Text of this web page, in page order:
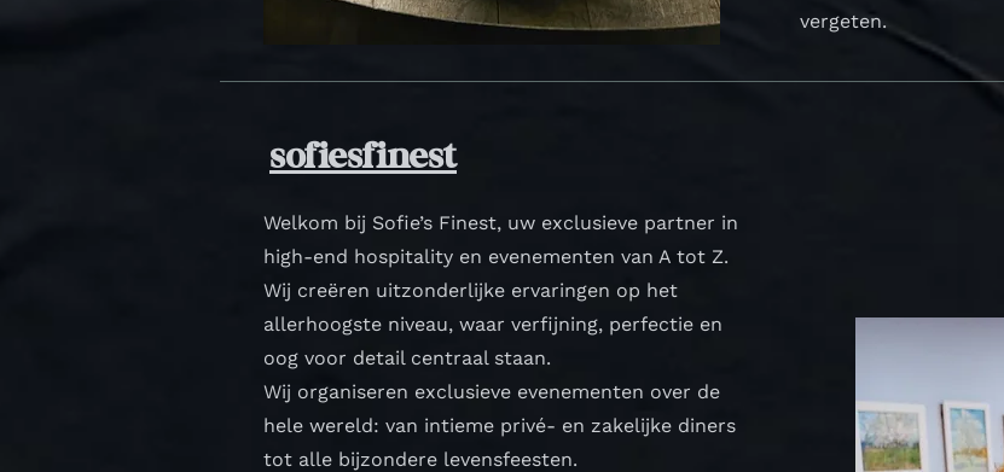
vergeten.
sofiesfinest
Welkom bij Sofie’s Finest, uw exclusieve partner in
high-end hospitality en evenementen van A tot Z.
Wij creëren uitzonderlijke ervaringen op het
allerhoogste niveau, waar verfijning, perfectie en
oog voor detail centraal staan.
Wij organiseren exclusieve evenementen over de
hele wereld: van intieme privé- en zakelijke diners
tot alle bijzondere levensfeesten.